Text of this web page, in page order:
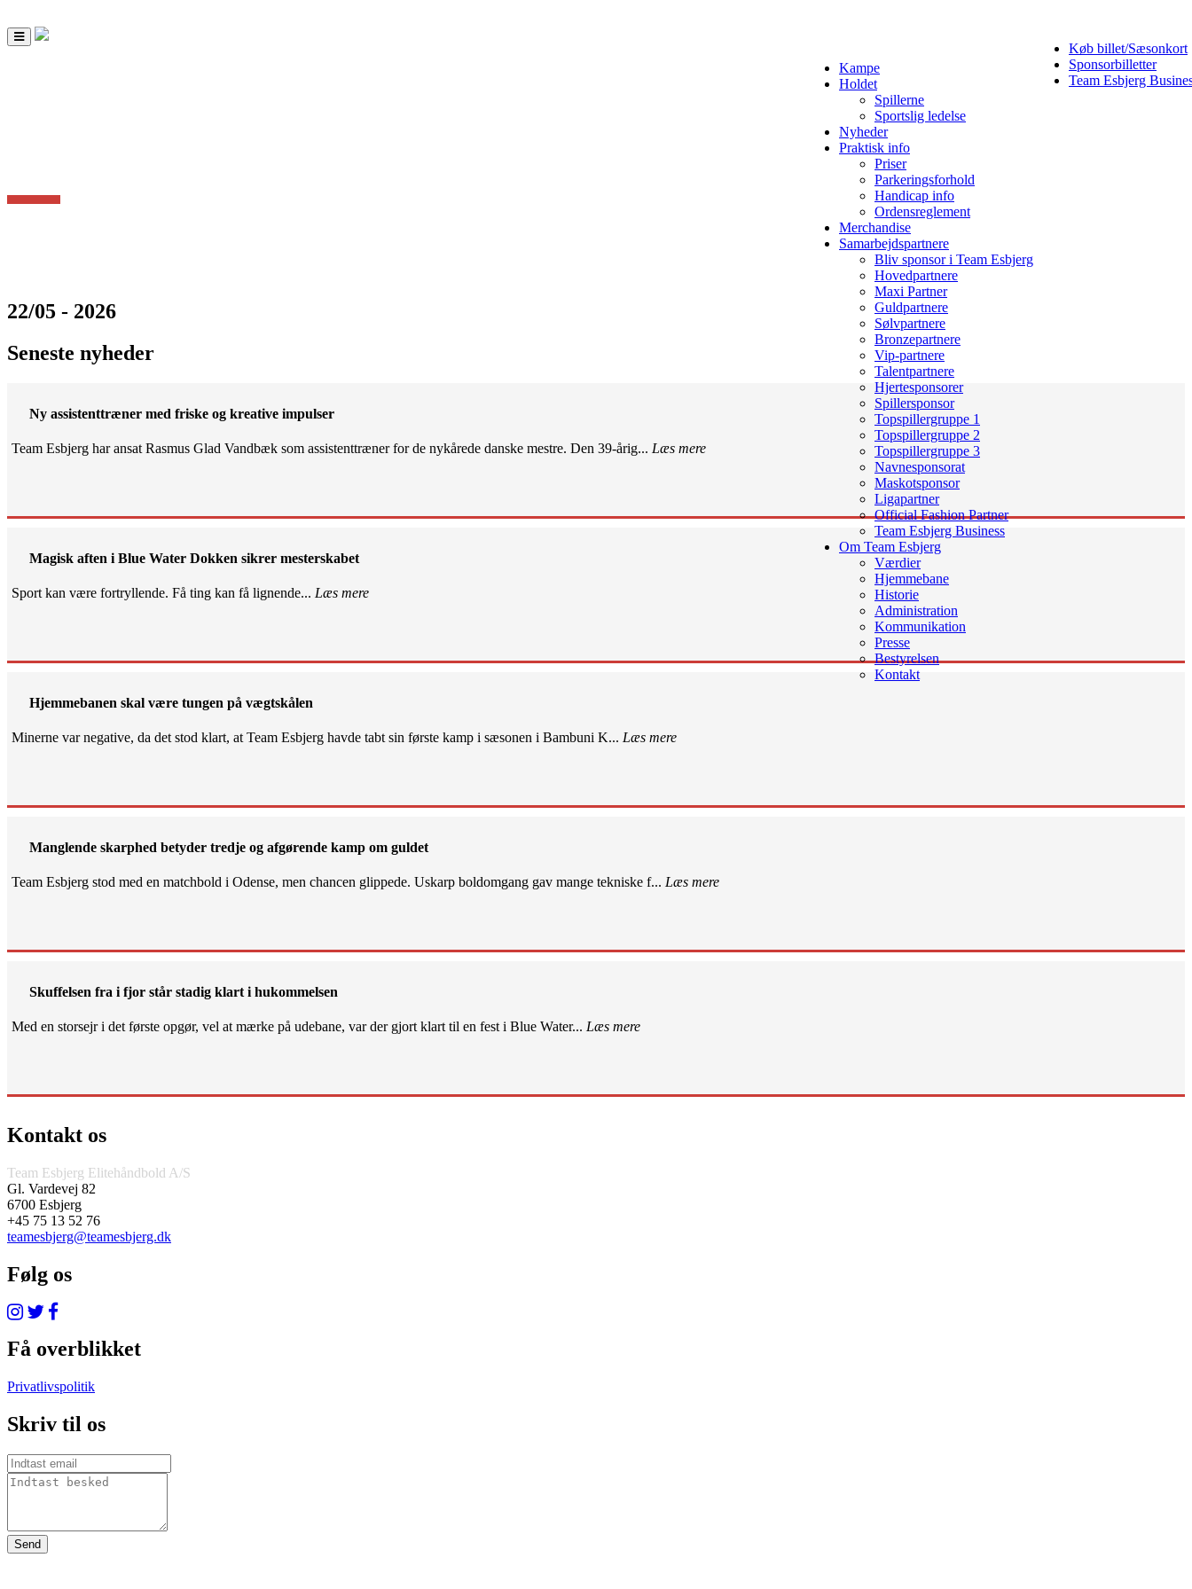
Køb billet/Sæsonkort
Sponsorbilletter
Team Esbjerg
Toggle
navigation
Kampe
Holdet
Spillerne
Sportslig ledelse
Nyheder
Praktisk info
Priser
Parkeringsforhold
Handicap info
Ordensreglement
Merchandise
Samarbejdspartnere
Bliv sponsor i Team Esbjerg
Hovedpartnere
Maxi Partner
Guldpartnere
Sølvpartnere
Bronzepartnere
Vip-partnere
Talentpartnere
Hjertesponsorer
Spillersponsor
Topspillergruppe 1
Topspillergruppe 2
Topspillergruppe 3
Navnesponsorat
Maskotsponsor
Ligapartner
Official Fashion Partner
Team Esbjerg Business
Om Team Esbjerg
Værdier
Hjemmebane
Historie
Administration
Kommunikation
Presse
Bestyrelsen
Kontakt
22/05 - 2026
Seneste nyheder
Ny assistenttræner med friske og kreative impulser
Team Esbjerg har ansat Rasmus Glad Vandbæk som assistenttræner for de nykårede danske mestre. Den 39-årig... Læs mere
Magisk aften i Blue Water Dokken sikrer mesterskabet
Sport kan være fortryllende. Få ting kan få lignende... Læs mere
Hjemmebanen skal være tungen på vægtskålen
Minerne var negative, da det stod klart, at Team Esbjerg havde tabt sin første kamp i sæsonen i Bambuni K... Læs mere
Manglende skarphed betyder tredje og afgørende kamp om guldet
Team Esbjerg stod med en matchbold i Odense, men chancen glippede. Uskarp boldomgang gav mange tekniske f... Læs mere
Skuffelsen fra i fjor står stadig klart i hukommelsen
Med en storsejr i det første opgør, vel at mærke på udebane, var der gjort klart til en fest i Blue Water... Læs mere
Kontakt os
Team Esbjerg Elitehåndbold A/S
Gl. Vardevej 82
6700 Esbjerg
+45 75 13 52 76
teamesbjerg@teamesbjerg.dk
Følg os
Få overblikket
Privatlivspolitik
Skriv til os